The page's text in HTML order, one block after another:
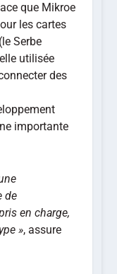
que Mikroe
les cartes
Serbe
utilisée
des
importante
de
en charge,
», assure